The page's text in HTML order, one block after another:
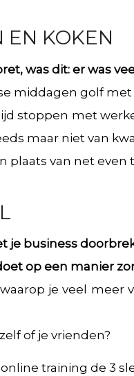
EN KOKEN
was dit: er was
middagen golf met
stoppen met
maar niet van
plaats van net even
je business
op een manier
je veel meer
of je vrienden?
training de 3